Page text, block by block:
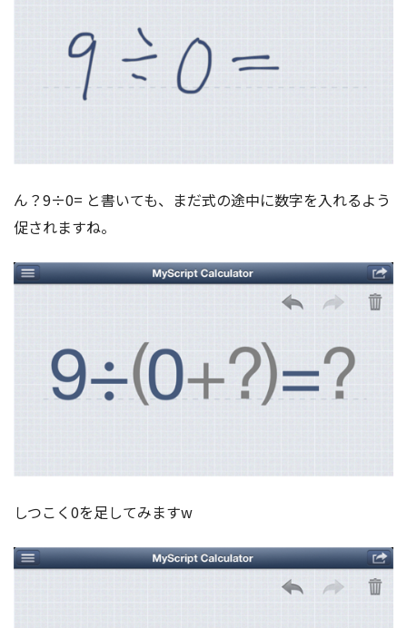
ん？9÷0= と書いても、まだ式の途中に数字を入れるよう
促されますね。
しつこく0を足してみますw